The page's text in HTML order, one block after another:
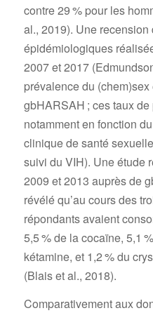
contre 29 % pour les
al., 2019). Une recension
épidémiologiques
2007 et 2017
prévalence du
gbHARSAH ; ces taux
notamment en fonction
clinique de santé
suivi du VIH). Une étude
2009 et 2013 auprès de
révélé qu’au cours des
répondants avaient
5,5 % de la cocaïne, 5,1
kétamine, et 1,2 % du
(Blais et al., 2018).
Comparativement aux